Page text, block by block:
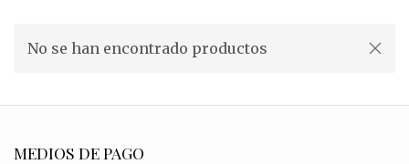
No se han encontrado productos
MEDIOS DE PAGO